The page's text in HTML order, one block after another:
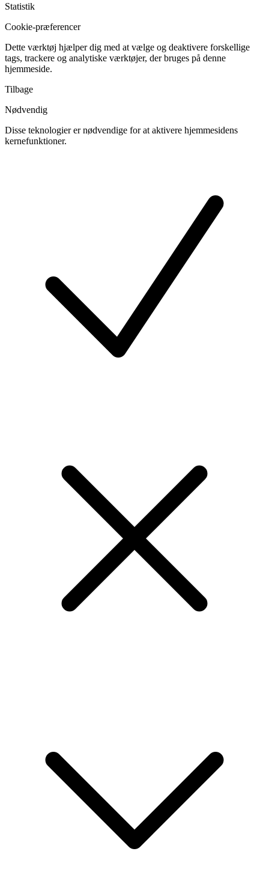
Statistik
Cookie-præferencer
Dette værktøj hjælper dig med at vælge og deaktivere forskellige
tags, trackere og analytiske værktøjer, der bruges på denne
hjemmeside.
Tilbage
Nødvendig
Disse teknologier er nødvendige for at aktivere hjemmesidens
kernefunktioner.